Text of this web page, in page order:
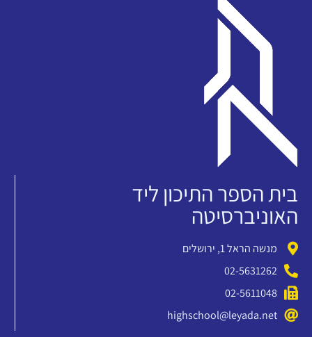
בית הספר התיכון ליד
האוניברסיטה
מנשה הראל 1, ירושלים
02-5631262
02-5611048
highschool@leyada.net